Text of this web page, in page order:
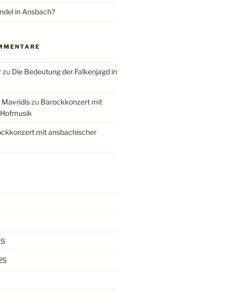
in Ansbach?
zu Die Bedeutung der Falkenjagd in
Mavridiszu Barockkonzert mit
mit ansbachischer